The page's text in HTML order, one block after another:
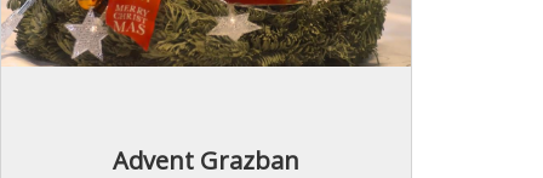
Advent Grazban